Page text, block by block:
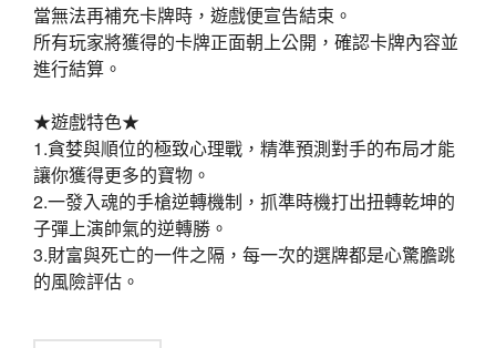
當無法再補充卡牌時，遊戲便宣告結束。
所有玩家將獲得的卡牌正面朝上公開，確認卡牌內容並
進行結算。
★遊戲特色★
1.貪婪與順位的極致心理戰，精準預測對手的布局才能
讓你獲得更多的寶物。
2.一發入魂的手槍逆轉機制，抓準時機打出扭轉乾坤的
子彈上演帥氣的逆轉勝。
3.財富與死亡的一件之隔，每一次的選牌都是心驚膽跳
的風險評估。